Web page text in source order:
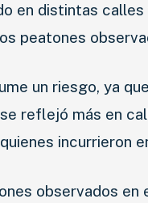
en distintas
peatones
un riesgo, ya
reflejó más en
incurrieron
observados en